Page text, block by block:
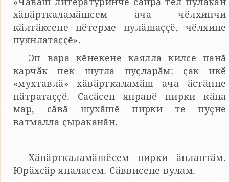
хӑвӑрткаламӑшсем ача чӗлхинчи
кӑлтӑксене пӗтерме пулӑшаҫҫӗ, чӗлхине
пуянлатаҫҫӗ».
Эп вара кӗнекене каялла килсе панӑ
карчӑк пек шутла пуҫларӑм: ҫак икӗ
«мухтавлӑ» хӑвӑрткаламӑш ача ӑстӑнне
пӑтратаҫҫӗ. Сасӑсен янравӗ пирки кӑна
мар, сӑвӑ шухӑшӗ пирки те пуҫне
ватмалла ҫыраканӑн.
Хӑвӑрткаламӑшӗсем пирки ӑнлантӑм.
Юрӑхсӑр япаласем. Сӑввисене вулам.